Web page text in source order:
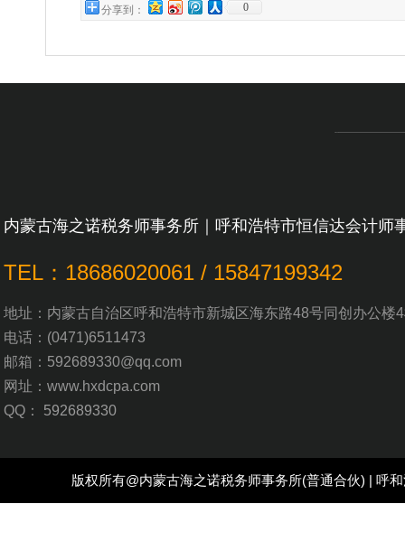
分享到： 0
内蒙古海之诺税务师事务所｜呼和浩特市恒信达会计师
TEL：18686020061 / 15847199342
地址：内蒙古自治区呼和浩特市新城区海东路48号同创办公楼
电话： (0471)6511473
邮箱：592689330@qq.com
网址：www.hxdcpa.com
QQ： 592689330
版权所有@内蒙古海之诺税务师事务所(普通合伙) | 呼